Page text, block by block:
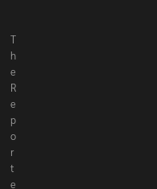
T
h
e
R
e
p
o
r
t